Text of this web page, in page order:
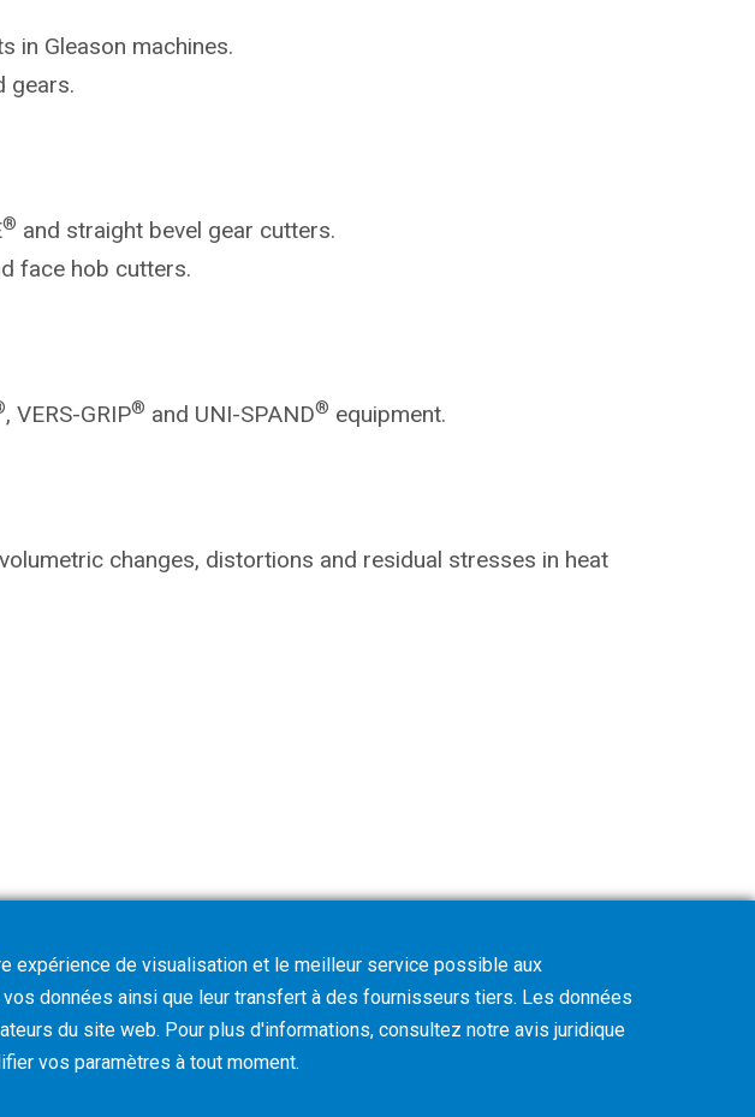
in Gleason machines.
gears.
® and straight bevel gear cutters.
face hob cutters.
, VERS-GRIP® and UNI-SPAND® equipment.
changes, distortions and residual stresses in heat
de visualisation et le meilleur service possible aux
données ainsi que leur transfert à des fournisseurs tiers. Les données
du site web. Pour plus d'informations, consultez notre avis juridique
vos paramètres à tout moment.